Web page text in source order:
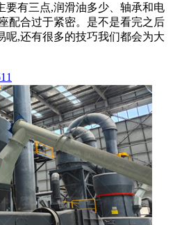
要有三点,润滑油多少、轴承和电
配合过于紧密。是不是看完之后
呢,还有很多的技巧我们都会为大